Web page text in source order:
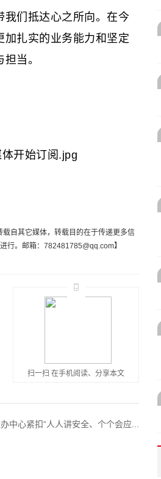
们抵达心之所向。在今
扎实的业务能力和坚定
当。
自其它媒体，转载目的在于传递更多信
行。邮箱：782481785@qq.com】
扫一扫 在手机阅读、分享本文
中心紧扣“人人讲安全、个个会应...